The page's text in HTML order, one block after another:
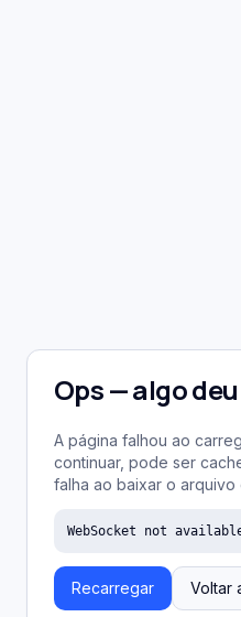
Ops — algo
A página falhou ao
continuar, pode ser
falha ao baixar o arquivo
WebSocket not
Recarregar Voltar